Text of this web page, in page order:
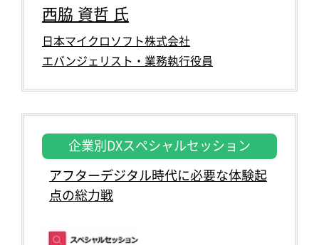
西脇 資哲 氏
日本マイクロソフト株式会社
エバンジェリスト・業務執行役員
企業別DXスペシャルセッション
アフターデジタル時代に必要な体験起
点の総力戦